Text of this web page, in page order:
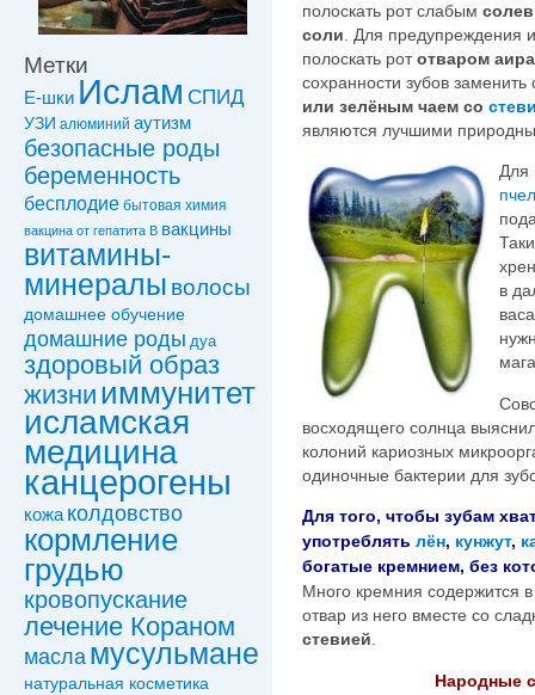
Метки
Е-шки Ислам СПИД
УЗИ алюминий аутизм
безопасные роды
беременность
бесплодие бытовая химия
вакцинa от гепатита В вакцины
витамины-
минералы волосы
домашнее обучение
домашние роды дуа
здоровый образ
жизни иммунитет
исламская
медицина
канцерогены
кожа колдовствo
кормление
грудью
кровопускание
лечение Кораном
масла мусульмане
натуральная косметика
полоскать рот слабым
соли . Для предупреждения
полоскать рототваром
сохранности зубов заменить
или зелёным чаем со
являются лучшими
Для
в
восходящего солнца
колоний кариозных
одиночные бактерии для
Для того, чтобы зубам
употреблять лён, кунжут,
богатые кремнием, без
Много кремния содержится
отвар из него вместе со
стевией.
Народные